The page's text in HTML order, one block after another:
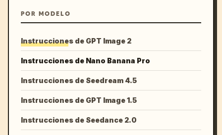
POR MODELO
Instrucciones de GPT Image 2
Instrucciones de Nano Banana Pro
Instrucciones de Seedream 4.5
Instrucciones de GPT Image 1.5
Instrucciones de Seedance 2.0